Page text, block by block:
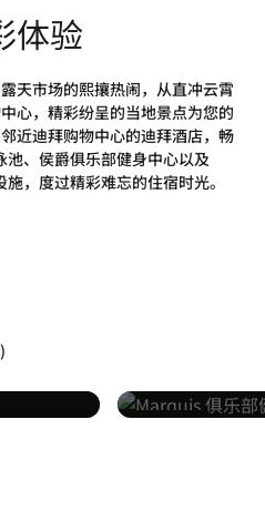
体验
天市场的熙攘热闹，从直冲云霄
心，精彩纷呈的当地景点为您的
近迪拜购物中心的迪拜酒店，畅
、侯爵俱乐部健身中心以及
，度过精彩难忘的住宿时光。
已包括